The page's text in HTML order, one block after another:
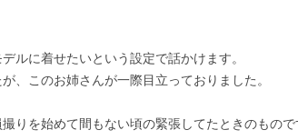
ルに着せたいという設定で話かけます。
、このお姉さんが一際目立っておりました。
りを始めて間もない頃の緊張してたときのもので